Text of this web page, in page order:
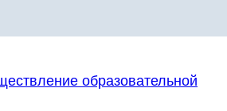
образовательной